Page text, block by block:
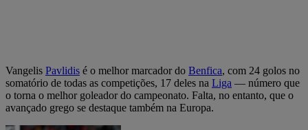
Vangelis Pavlidis é o melhor marcador do Benfica, com 24 golos no
somatório de todas as competições, 17 deles na Liga — número que
o torna o melhor goleador do campeonato. Falta, no entanto, que o
avançado grego se destaque também na Europa.